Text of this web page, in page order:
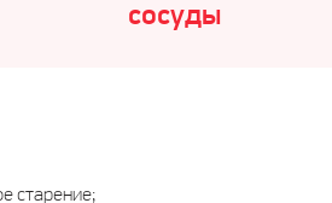
сосуды
старение;